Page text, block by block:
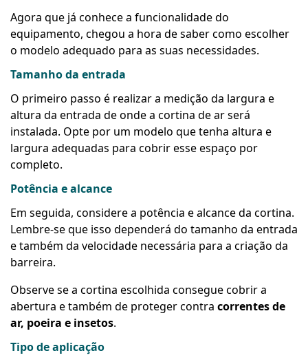
Agora que já conhece a funcionalidade do
equipamento, chegou a hora de saber como escolher
o modelo adequado para as suas necessidades.
Tamanho da entrada
O primeiro passo é realizar a medição da largura e
altura da entrada de onde a cortina de ar será
instalada. Opte por um modelo que tenha altura e
largura adequadas para cobrir esse espaço por
completo.
Potência e alcance
Em seguida, considere a potência e alcance da cortina.
Lembre-se que isso dependerá do tamanho da entrada
e também da velocidade necessária para a criação da
barreira.
Observe se a cortina escolhida consegue cobrir a
abertura e também de proteger contra correntes de
ar, poeira e insetos.
Tipo de aplicação